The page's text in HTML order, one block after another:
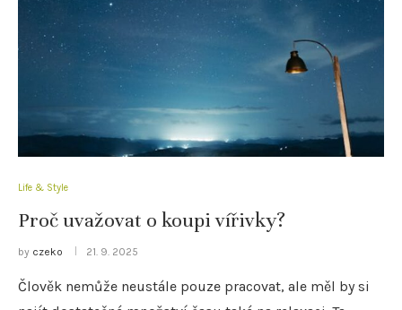
Life & Style
Proč uvažovat o koupi vířivky?
by czeko 21. 9. 2025
Člověk nemůže neustále pouze pracovat, ale měl by si